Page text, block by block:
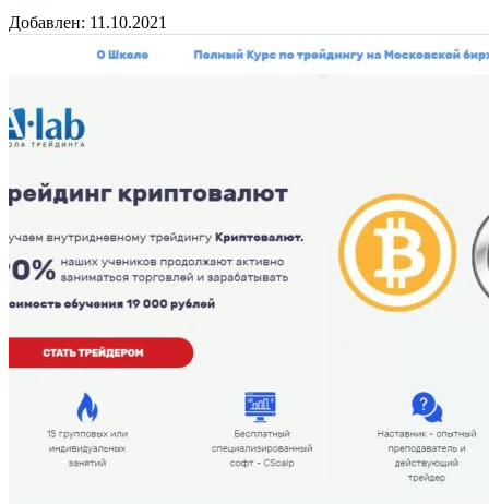
Добавлен: 11.10.2021